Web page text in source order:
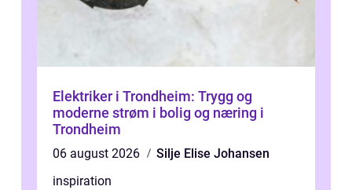
Elektriker i Trondheim: Trygg og
moderne strøm i bolig og næring i
Trondheim
06 august 2026
Silje Elise Johansen
inspiration